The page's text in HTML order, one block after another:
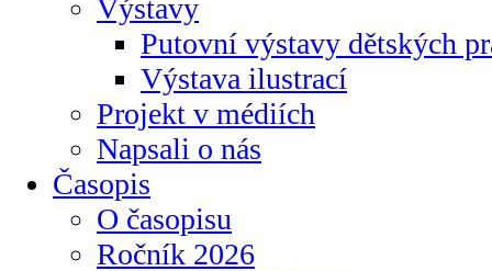
Výstavy
Putovní výstavy dětských
Výstava ilustrací
Projekt v médiích
Napsali o nás
Časopis
O časopisu
Ročník 2026